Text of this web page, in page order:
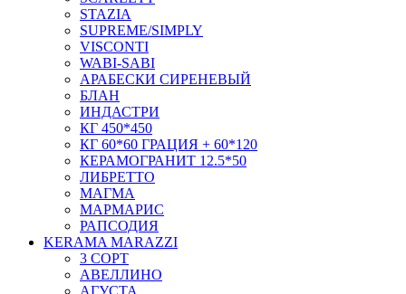
STAZIA
SUPREME/SIMPLY
VISCONTI
WABI-SABI
АРАБЕСКИ СИРЕНЕВЫЙ
БЛАН
ИНДАСТРИ
КГ 450*450
КГ 60*60 ГРАЦИЯ + 60*120
КЕРАМОГРАНИТ 12.5*50
ЛИБРЕТТО
МАГМА
МАРМАРИС
РАПСОДИЯ
KERAMA MARAZZI
3 СОРТ
АВЕЛЛИНО
АГУСТА